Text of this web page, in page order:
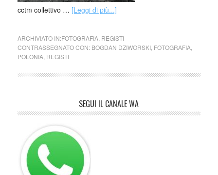
cctm collettivo … [Leggi di più...]
ARCHIVIATO IN:FOTOGRAFIA, REGISTI
CONTRASSEGNATO CON: BOGDAN DZIWORSKI, FOTOGRAFIA,
POLONIA, REGISTI
SEGUI IL CANALE WA